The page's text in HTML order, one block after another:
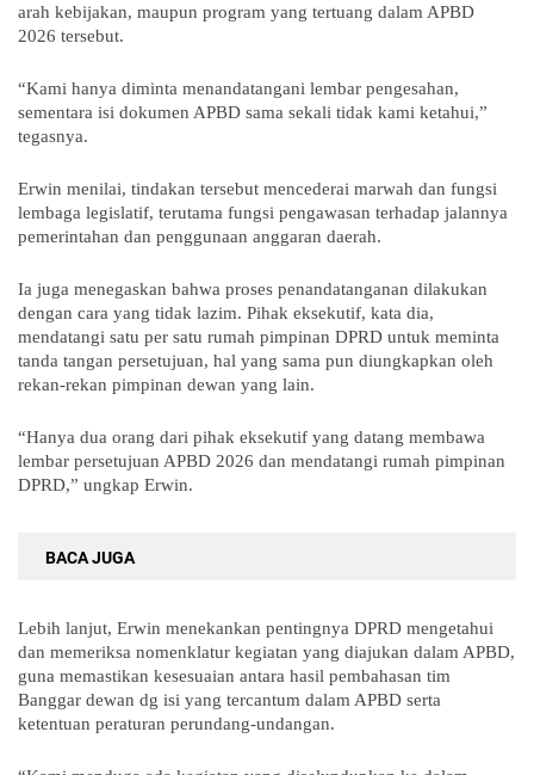
arah kebijakan, maupun program yang tertuang dalam APBD
2026 tersebut.
“Kami hanya diminta menandatangani lembar pengesahan,
sementara isi dokumen APBD sama sekali tidak kami ketahui,”
tegasnya.
Erwin menilai, tindakan tersebut mencederai marwah dan fungsi
lembaga legislatif, terutama fungsi pengawasan terhadap jalannya
pemerintahan dan penggunaan anggaran daerah.
Ia juga menegaskan bahwa proses penandatanganan dilakukan
dengan cara yang tidak lazim. Pihak eksekutif, kata dia,
mendatangi satu per satu rumah pimpinan DPRD untuk meminta
tanda tangan persetujuan, hal yang sama pun diungkapkan oleh
rekan-rekan pimpinan dewan yang lain.
“Hanya dua orang dari pihak eksekutif yang datang membawa
lembar persetujuan APBD 2026 dan mendatangi rumah pimpinan
DPRD,” ungkap Erwin.
BACA JUGA
Lebih lanjut, Erwin menekankan pentingnya DPRD mengetahui
dan memeriksa nomenklatur kegiatan yang diajukan dalam APBD,
guna memastikan kesesuaian antara hasil pembahasan tim
Banggar dewan dg isi yang tercantum dalam APBD serta
ketentuan peraturan perundang-undangan.